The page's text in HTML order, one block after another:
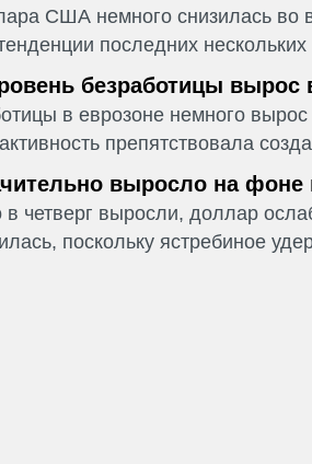
США немного снизилась во
последних
безработицы вырос
в еврозоне немного
препятствовала
выросло на фоне
четверг выросли, доллар
поскольку ястребиное